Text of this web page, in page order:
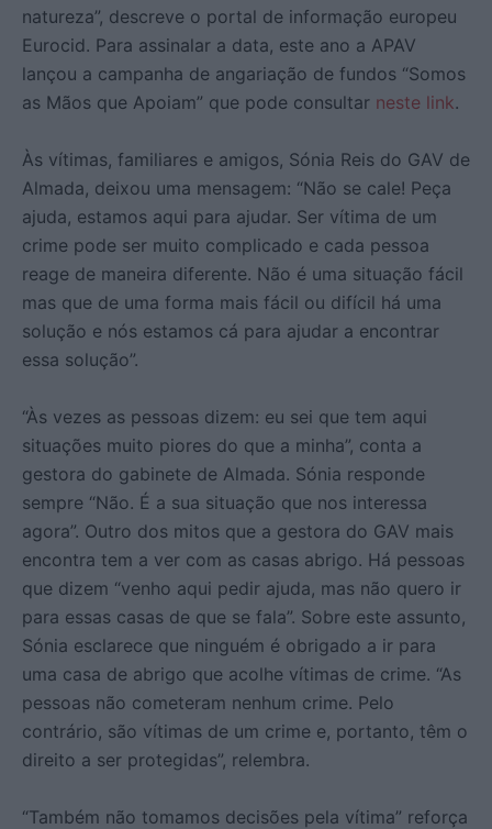
natureza”, descreve o portal de informação europeu
Eurocid. Para assinalar a data, este ano a APAV
lançou a campanha de angariação de fundos “Somos
as Mãos que Apoiam” que pode consultar neste link.
Às vítimas, familiares e amigos, Sónia Reis do GAV de
Almada, deixou uma mensagem: “Não se cale! Peça
ajuda, estamos aqui para ajudar. Ser vítima de um
crime pode ser muito complicado e cada pessoa
reage de maneira diferente. Não é uma situação fácil
mas que de uma forma mais fácil ou difícil há uma
solução e nós estamos cá para ajudar a encontrar
essa solução”.
“Às vezes as pessoas dizem: eu sei que tem aqui
situações muito piores do que a minha”, conta a
gestora do gabinete de Almada. Sónia responde
sempre “Não. É a sua situação que nos interessa
agora”. Outro dos mitos que a gestora do GAV mais
encontra tem a ver com as casas abrigo. Há pessoas
que dizem “venho aqui pedir ajuda, mas não quero ir
para essas casas de que se fala”. Sobre este assunto,
Sónia esclarece que ninguém é obrigado a ir para
uma casa de abrigo que acolhe vítimas de crime. “As
pessoas não cometeram nenhum crime. Pelo
contrário, são vítimas de um crime e, portanto, têm o
direito a ser protegidas”, relembra.
“Também não tomamos decisões pela vítima” reforça